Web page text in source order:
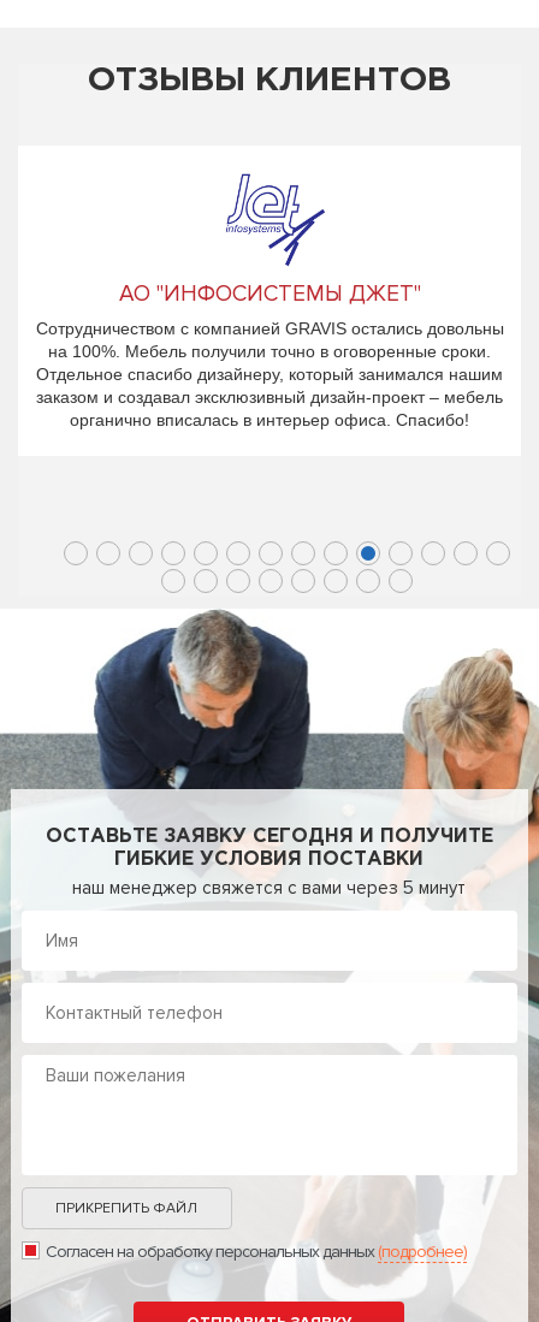
ОТЗЫВЫ КЛИЕНТОВ
АО "ИНФОСИСТЕМЫ ДЖЕТ"
Сотрудничеством с компанией GRAVIS остались довольны
на 100%. Мебель получили точно в оговоренные сроки.
Отдельное спасибо дизайнеру, который занимался нашим
заказом и создавал эксклюзивный дизайн-проект – мебель
органично вписалась в интерьер офиса. Спасибо!
ОСТАВЬТЕ ЗАЯВКУ СЕГОДНЯ И ПОЛУЧИТЕ
ГИБКИЕ УСЛОВИЯ ПОСТАВКИ
наш менеджер свяжется с вами через 5 минут
ПРИКРЕПИТЬ ФАЙЛ
Согласен на обработку персональных данных(подробнее)